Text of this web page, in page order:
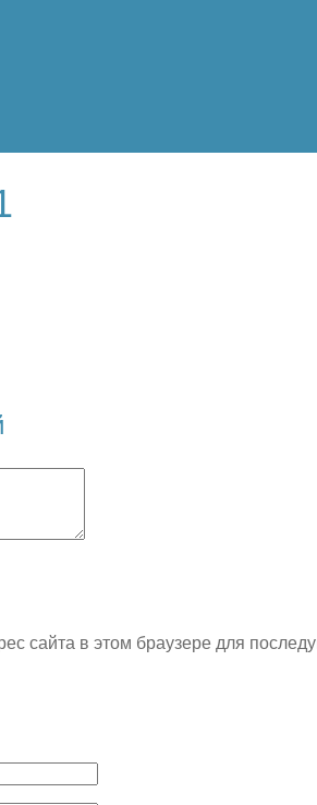
сайта в этом браузере для